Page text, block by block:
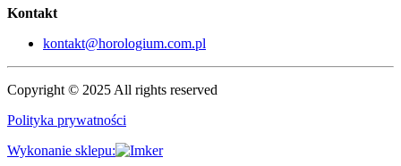
Kontakt
kontakt@horologium.com.pl
Copyright © 2025 All rights reserved
Polityka prywatności
Wykonanie sklepu: